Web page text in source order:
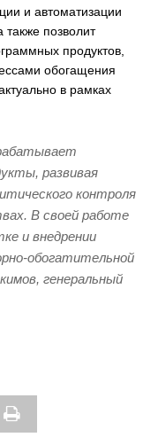
и автоматизации
также позволит
продуктов,
обогащения
в рамках
развивая
контроля
В своей работе
и внедрении
обогатительной
генеральный